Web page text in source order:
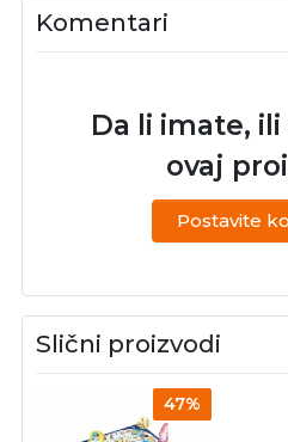
Komentari
Da li imate,
ovaj
Postavite
Slični proizvodi
47%